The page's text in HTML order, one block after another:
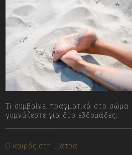
Τι συμβαίνει πραγματικά στο
γυμνάζεστε για δύο εβδομάδες;
Ο καιρός στη Πάτρα